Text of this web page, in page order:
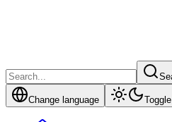
Change language